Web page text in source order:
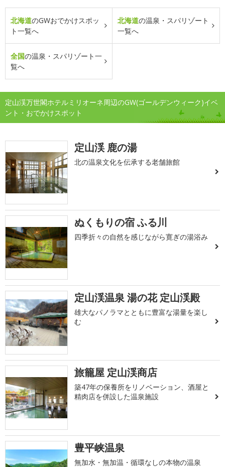
北海道のGWおでかけスポッ
ト一覧へ
北海道の温泉・スパリゾート
一覧へ
全国の温泉・スパリゾート一
覧へ
定山渓万世閣ホテルミリオーネ周辺のGW(ゴールデンウィーク)イベ
ント・おでかけスポット
定山渓 鹿の湯
北の温泉文化を伝承する老舗旅館
ぬくもりの宿 ふる川
四季折々の自然を感じながら寛ぎの湯浴み
定山渓温泉 湯の花 定山渓殿
雄大なパノラマとともに豊富な湯量を楽し
む
旅籠屋 定山渓商店
築47年の保養所をリノベーション、酒屋と
精肉店を併設した温泉施設
豊平峡温泉
無加水・無加温・循環なしの本物の温泉